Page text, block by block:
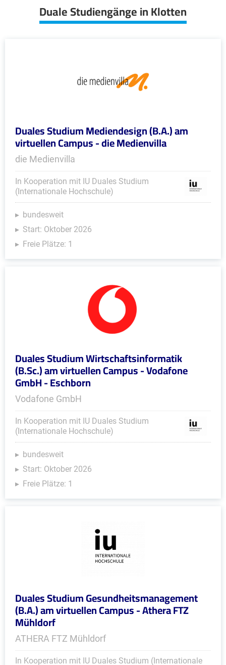
Duale Studiengänge in Klotten
Duales Studium Mediendesign (B.A.) am
virtuellen Campus - die Medienvilla
die Medienvilla
In Kooperation mit IU Duales Studium
(Internationale Hochschule)
bundesweit
Start: Oktober 2026
Freie Plätze: 1
Duales Studium Wirtschaftsinformatik
(B.Sc.) am virtuellen Campus - Vodafone
GmbH - Eschborn
Vodafone GmbH
In Kooperation mit IU Duales Studium
(Internationale Hochschule)
bundesweit
Start: Oktober 2026
Freie Plätze: 1
Duales Studium Gesundheitsmanagement
(B.A.) am virtuellen Campus - Athera FTZ
Mühldorf
ATHERA FTZ Mühldorf
In Kooperation mit IU Duales Studium (Internationale